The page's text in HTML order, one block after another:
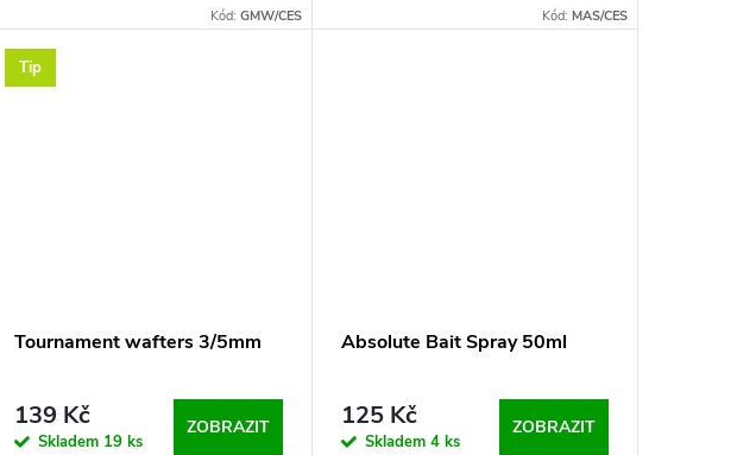
účinnost jako XL verze, ale vKód: GMW/CES
ryby přímo k vašemu háčku.Kód: MAS/CES
Tip
Tournament wafters 3/5mm
139 Kč
Skladem 19 ks
ZOBRAZIT
Absolute Bait Spray 50ml
125 Kč
Skladem 4 ks
ZOBRAZIT